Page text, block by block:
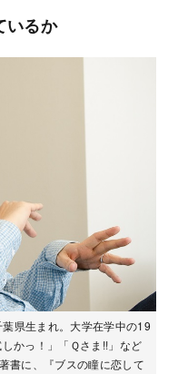
いるか
県生まれ。大学在学中の19
かっ！」「Ｑさま!!」など
書に、『ブスの瞳に恋して